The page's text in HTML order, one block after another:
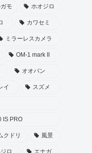
モ ホオジロ
カワセミ
ミラーレスカメラ
OM-1 mark II
オオバン
イ スズメ
IS PRO
クドリ 風景
ロ エナガ